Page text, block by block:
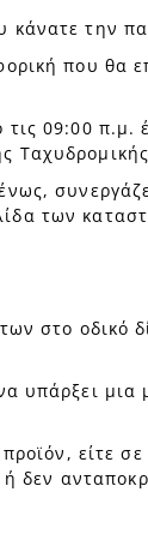
κάνατε την
που θα
09:00
των
στο
είτε
δεν